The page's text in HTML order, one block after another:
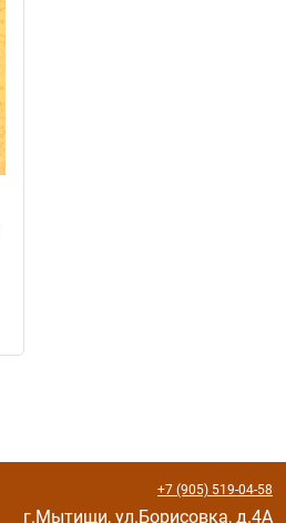
+7 (905) 519-04-58
г.Мытищи, ул.Борисовка, д.4А